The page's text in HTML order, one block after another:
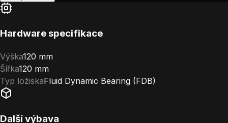
Hardware specifikace
Výška120 mm
Šířka120 mm
Typ ložiskaFluid Dynamic Bearing (FDB)
Další výbava